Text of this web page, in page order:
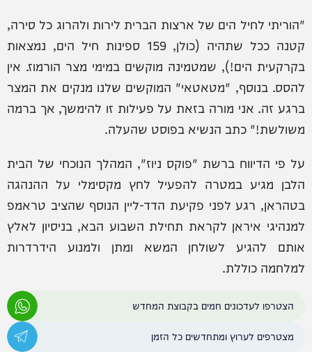
"הוריתי לחיל הים של ארצות הברית לירות ולהרוג כל סירה,
קטנה ככל שתהיה (כולן, 159 ספינות חיל הים, נמצאות
בקרקעית הים!), שמטמינה מוקשים במימי מצר הורמוז. אין
להסס. בנוסף, "מטאטאי" המוקשים שלנו מנקים את המצר
ברגע זה. אני מורה בזאת על פעילות זו להימשך, אך ברמה
משולשת!" כתב הנשיא בפוסט שהעלה.
על פי הדיווח ברשת "פוקס ניוז", המהלך הנוכחי של הבית
הלבן מגיע במטרה להפעיל לחץ מקסימלי על ההנהגה
בטהראן, רגע לפני פקיעת הדד-ליין הנוסף שהציב טראמפ
למנהיגי איראן לקראת תחילת השבוע הבא, בניסיון לאלץ
אותם להגיע לשולחן המשא ומתן ולמנוע הידרדרות
למלחמה כוללת.
הצטרפו לעדכונים חמים בקבוצת המחדש
מצטרפים לערוץ ומתחדשים כל הזמן